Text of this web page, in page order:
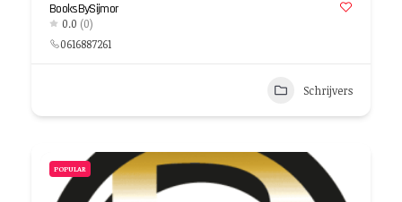
BooksBySijmor
0.0 (0)
0616887261
Schrijvers
POPULAR